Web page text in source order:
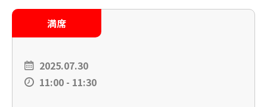
満席
2025.07.30
11:00 - 11:30